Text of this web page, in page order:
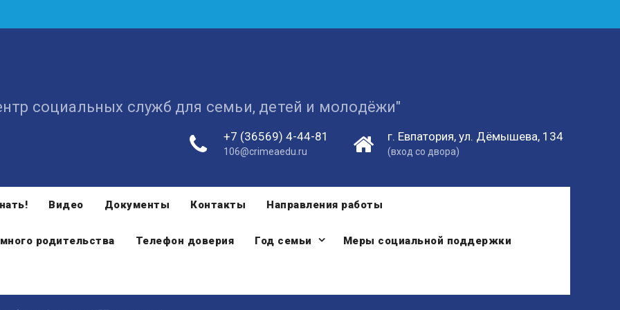
социальных служб для семьи, детей и молодёжи"
+7 (36569) 4-44-81
106@crimeaedu.ru
г. Евпатория, ул. Дёмышева, 134
(вход со двора)
Видео Документы Контакты Направления работы
родительства Телефон доверия Год семьи Меры социальной поддержки